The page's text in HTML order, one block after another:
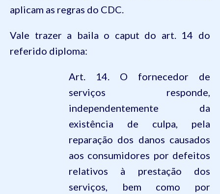
aplicam as regras do CDC.
Vale trazer a baila o caput do art. 14 do
referido diploma:
Art. 14. O fornecedor de
serviços responde,
independentemente da
existência de culpa, pela
reparação dos danos causados
aos consumidores por defeitos
relativos à prestação dos
serviços, bem como por